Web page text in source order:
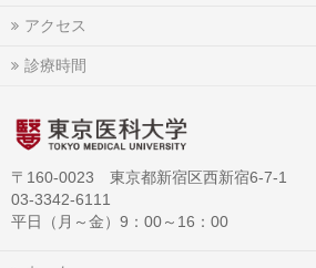
アクセス
診療時間
〒160-0023 東京都新宿区西新宿6-7-1
03-3342-6111
平日（月～金）9：00～16：00